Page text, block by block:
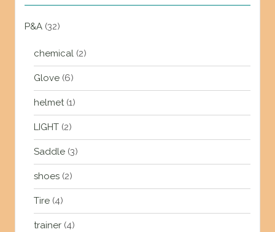
P&A(32)
chemical(2)
Glove(6)
helmet(1)
LIGHT(2)
Saddle(3)
shoes(2)
Tire(4)
trainer(4)